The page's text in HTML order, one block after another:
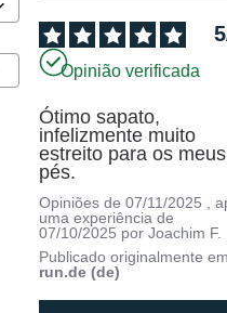
5
Opinião verificada
Ótimo sapato,
infelizmente muito
estreito para os meus
pés.
Opiniões de07/11/2025 ,
uma experiência de
07/10/2025 porJoachim F.
Publicado originalmente
run.de (de)